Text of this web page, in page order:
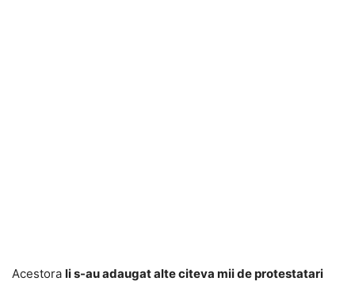
Acestora li s-au adaugat alte citeva mii de protestatari